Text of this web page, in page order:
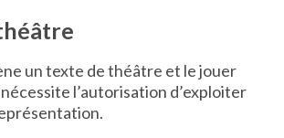
un texte de théâtre et le jouer
l’autorisation d’exploiter